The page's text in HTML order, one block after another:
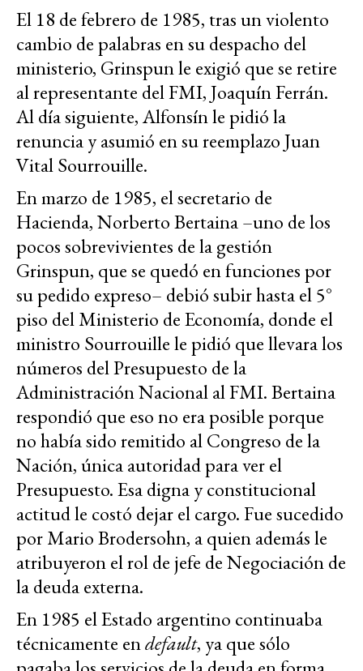
El 18 de febrero de 1985, tras un violento
cambio de palabras en su despacho del
ministerio, Grinspun le exigió que se retire
al representante del FMI, Joaquín Ferrán.
Al día siguiente, Alfonsín le pidió la
renuncia y asumió en su reemplazo Juan
Vital Sourrouille.
En marzo de 1985, el secretario de
Hacienda, Norberto Bertaina –uno de los
pocos sobrevivientes de la gestión
Grinspun, que se quedó en funciones por
su pedido expreso– debió subir hasta el 5°
piso del Ministerio de Economía, donde el
ministro Sourrouille le pidió que llevara los
números del Presupuesto de la
Administración Nacional al FMI. Bertaina
respondió que eso no era posible porque
no había sido remitido al Congreso de la
Nación, única autoridad para ver el
Presupuesto. Esa digna y constitucional
actitud le costó dejar el cargo. Fue sucedido
por Mario Brodersohn, a quien además le
atribuyeron el rol de jefe de Negociación de
la deuda externa.
En 1985 el Estado argentino continuaba
técnicamente endefault, ya que sólo